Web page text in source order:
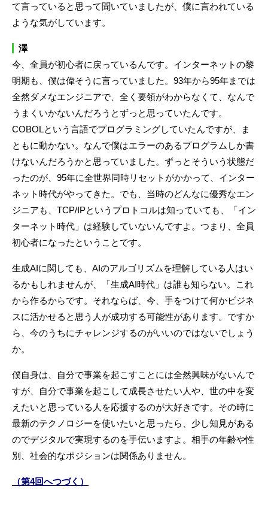
て言っていると思って聞いていましたが、僕に言われている
ような気がしています。
澤
今、全員が初心者に戻っているんです。インターネットの黎
明期も、僕は偉そうに言っていました。93年から95年までは
全然ダメなエンジニアで、全く要領がわからなくて、なんで
うまくいかないんだろうとずっと思っていたんです。
COBOLという言語でプログラミングしていたんですが、ま
ともに動かない。なんで僕はエラーのあるプログラムしか書
けないんだろうかと思っていました。ずっとそういう状態だ
ったのが、95年に全世界同時リセットがかかって、インター
ネット時代がやってきた。でも、当時のどんなに優秀なエン
ジニアも、TCP/IPというプロトコルは知っていても、「イン
ターネット時代」は経験していないんですよ。つまり、全員
初心者になったということです。
生成AIに関しても、AIのアルゴリズムを理解している人はい
るかもしれませんが、「生成AI時代」は誰も知らない。これ
から作るからです。それならば、今、手をつけて何かビジネ
スに活かせると思う人が成功する可能性があります。ですか
ら、今のうちにチャレンジするのがいいのではないでしょう
か。
僕自身は、自分で事業を起こすことには全然興味がないんで
すが、自分で事業を起こして成長させたい人や、世の中を変
えたいと思っている人を応援するのが大好きです。その時に
最新のテクノロジーを使いたいと思ったら、少し知見がある
のでデジタルで実現するのを手伝いますよ。相手の年齢や性
別、社会的なポジションは関係ありません。
（第4回へつづく）